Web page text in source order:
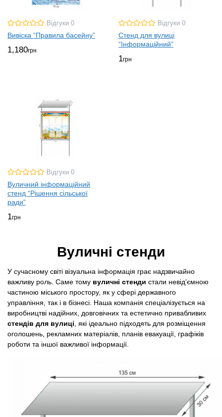
Відгуки 0
Вивіска “Правила басейну”
1,180грн
Відгуки 0
Стенд для вулиці
“Інформаційний”
1грн
Відгуки 0
Вуличний інформаційний
стенд “Рішення сільської
ради”
1грн
Вуличні стенди
У сучасному світі візуальна інформація грає надзвичайно
важливу роль. Саме тому вуличні стенди стали невід’ємною
частиною міського простору, як у сфері державного
управління, так і в бізнесі. Наша компанія спеціалізується на
виробництві надійних, довговічних та естетично привабливих
стендів для вулиці, які ідеально підходять для розміщення
оголошень, рекламних матеріалів, планів евакуації, графіків
роботи та іншої важливої інформації.